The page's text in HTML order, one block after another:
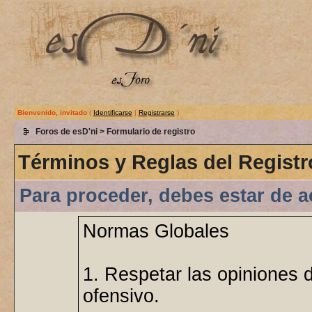
Bienvenido, invitado( Identificarse | Registrarse )
Foros de esD'ni> Formulario de registro
Términos y Reglas del
Para proceder, debes estar de
Normas Globales
1. Respetar las opiniones
ofensivo.